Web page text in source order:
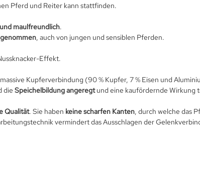
Pferd und Reiter kann stattfinden.
maulfreundlich.
, auch von jungen und sensiblen Pferden.
Effekt.
Kupferverbindung (90 % Kupfer, 7 % Eisen und
die Speichelbildung angeregtund eine kaufördernde Wirkung
Qualität. Sie haben keine scharfen Kanten, durch welche das
vermindert das Ausschlagen der